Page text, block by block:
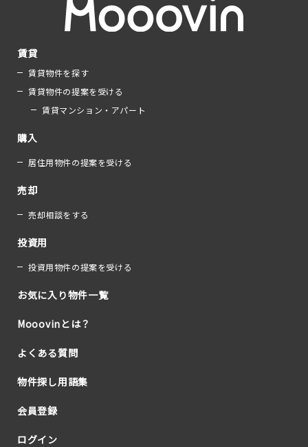
賃貸
賃貸物件を探す
賃貸物件の提案を受ける
賃貸マンション・アパート
購入
居住用物件の提案を受ける
売却
売却相談をする
投資用
投資用物件の提案を受ける
お気に入り物件一覧
Mooovinとは？
よくある質問
物件探し用語集
会員登録
ログイン